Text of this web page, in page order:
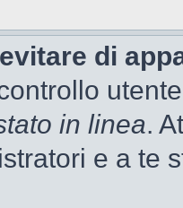
di
in linea.
e a te